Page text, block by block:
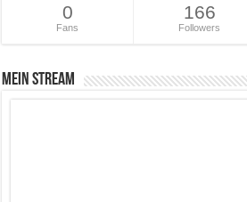
0
Fans
166
Followers
Mein Stream